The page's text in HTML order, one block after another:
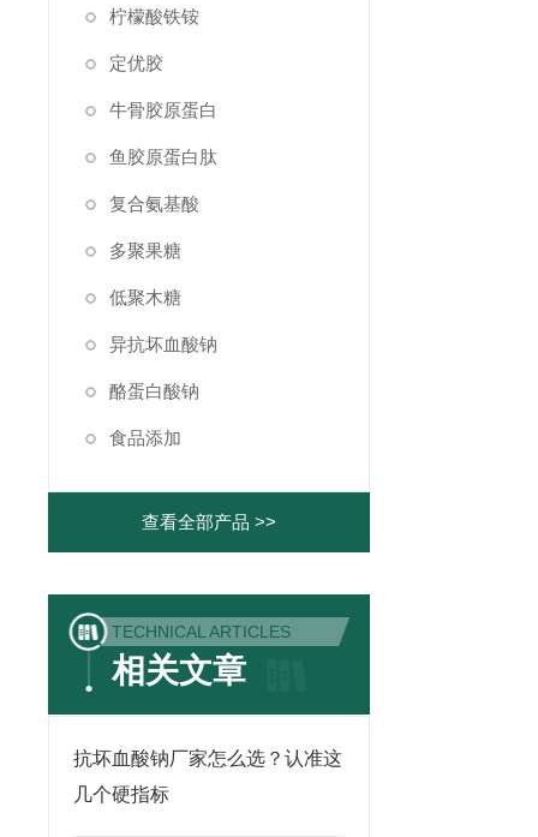
柠檬酸铁铵
定优胶
牛骨胶原蛋白
鱼胶原蛋白肽
复合氨基酸
多聚果糖
低聚木糖
异抗坏血酸钠
酪蛋白酸钠
食品添加
查看全部产品 >>
TECHNICAL ARTICLES
相关文章
抗坏血酸钠厂家怎么选？认准这
几个硬指标